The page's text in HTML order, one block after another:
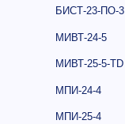
БИСТ-23-ПО-3
МИВТ-24-5
МИВТ-25-5-ТD
МПИ-24-4
МПИ-25-4